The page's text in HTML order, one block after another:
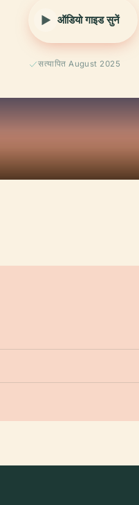
ऑडियो गाइड सुनें
सत्यापित August 2025